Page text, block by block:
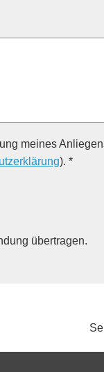
meines
). *
übertragen.